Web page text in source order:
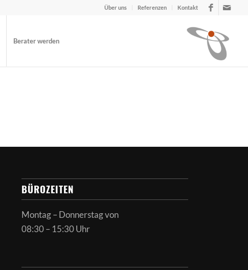
Über uns Referenzen Kontakt
Berater werden
BÜROZEITEN
Montag – Donnerstag von
08:30 – 15:30 Uhr